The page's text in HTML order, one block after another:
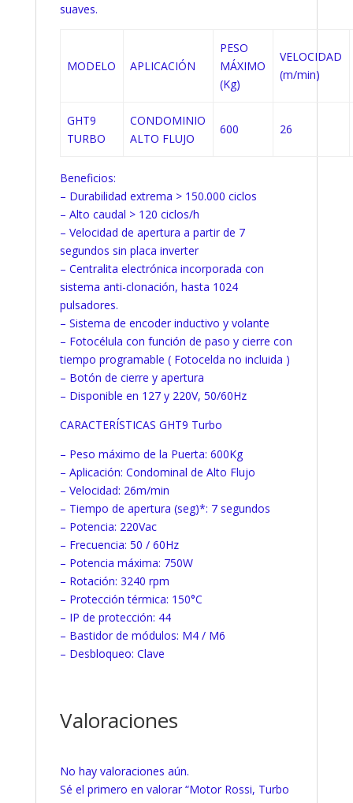
suaves.
MODELO APLICACIÓN
PESO
MÁXIMO
(Kg)
VELOCIDAD
(m/min)
GHT9
TURBO
CONDOMINIO
ALTO FLUJO
600 26
Beneficios:
– Durabilidad extrema > 150.000 ciclos
– Alto caudal > 120 ciclos/h
– Velocidad de apertura a partir de 7
segundos sin placa inverter
– Centralita electrónica incorporada con
sistema anti-clonación, hasta 1024
pulsadores.
– Sistema de encoder inductivo y volante
– Fotocélula con función de paso y cierre con
tiempo programable ( Fotocelda no incluida )
– Botón de cierre y apertura
– Disponible en 127 y 220V, 50/60Hz
CARACTERÍSTICAS GHT9 Turbo
– Peso máximo de la Puerta: 600Kg
– Aplicación: Condominal de Alto Flujo
– Velocidad: 26m/min
– Tiempo de apertura (seg)*: 7 segundos
– Potencia: 220Vac
– Frecuencia: 50 / 60Hz
– Potencia máxima: 750W
– Rotación: 3240 rpm
– Protección térmica: 150°C
– IP de protección: 44
– Bastidor de módulos: M4 / M6
– Desbloqueo: Clave
Valoraciones
No hay valoraciones aún.
Sé el primero en valorar “Motor Rossi, Turbo